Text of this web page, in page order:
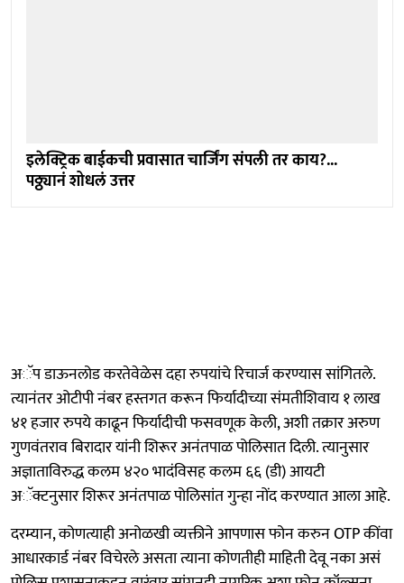
इलेक्ट्रिक बाईकची प्रवासात चार्जिंग संपली तर काय?...
पठ्ठ्यानं शोधलं उत्तर
अॅप डाऊनलोड करतेवेळेस दहा रुपयांचे रिचार्ज करण्यास सांगितले.
त्यानंतर ओटीपी नंबर हस्तगत करून फिर्यादीच्या संमतीशिवाय १ लाख
४१ हजार रुपये काढून फिर्यादीची फसवणूक केली, अशी तक्रार अरुण
गुणवंतराव बिरादार यांनी शिरूर अनंतपाळ पोलिसात दिली. त्यानुसार
अज्ञाताविरुद्ध कलम ४२० भादंविसह कलम ६६ (डी) आयटी
अॅक्टनुसार शिरूर अनंतपाळ पोलिसांत गुन्हा नोंद करण्यात आला आहे.
दरम्यान, कोणत्याही अनोळखी व्यक्तीने आपणास फोन करुन OTP कींवा
आधारकार्ड नंबर विचेरले असता त्याना कोणतीही माहिती देवू नका असं